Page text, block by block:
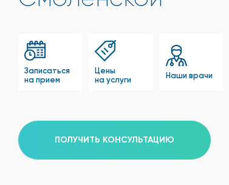
Записаться
на прием
Цены
на услуги
Наши врачи
ПОЛУЧИТЬ КОНСУЛЬТАЦИЮ